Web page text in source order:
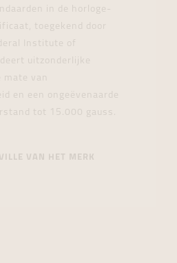
in de horloge-
toegekend door
Institute of
uitzonderlijke
van
en een ongeëvenaarde
tot 15.000 gauss.
VAN HET MERK